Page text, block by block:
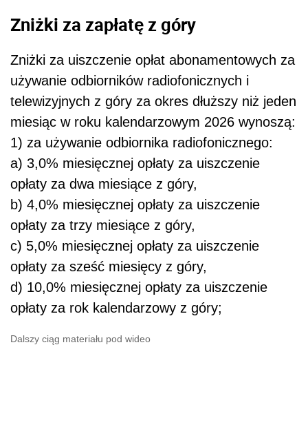
Zniżki za zapłatę z góry
Zniżki za uiszczenie opłat abonamentowych za
używanie odbiorników radiofonicznych i
telewizyjnych z góry za okres dłuższy niż jeden
miesiąc w roku kalendarzowym 2026 wynoszą:
1) za używanie odbiornika radiofonicznego:
a) 3,0% miesięcznej opłaty za uiszczenie
opłaty za dwa miesiące z góry,
b) 4,0% miesięcznej opłaty za uiszczenie
opłaty za trzy miesiące z góry,
c) 5,0% miesięcznej opłaty za uiszczenie
opłaty za sześć miesięcy z góry,
d) 10,0% miesięcznej opłaty za uiszczenie
opłaty za rok kalendarzowy z góry;
Dalszy ciąg materiału pod wideo